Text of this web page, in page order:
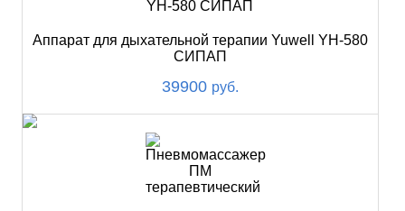
Аппарат для дыхательной терапии Yuwell YH-580
СИПАП
39900 руб.